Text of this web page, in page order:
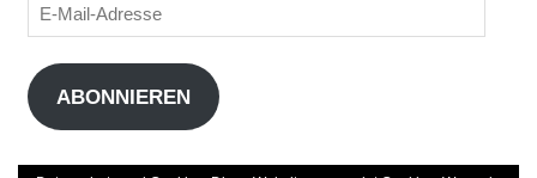
E-
Mail-
Adresse
ABONNIEREN